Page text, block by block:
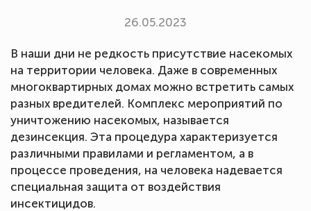
26.05.2023
В наши дни не редкость присутствие насекомых
на территории человека. Даже в современных
многоквартирных домах можно встретить самых
разных вредителей. Комплекс мероприятий по
уничтожению насекомых, называется
дезинсекция. Эта процедура характеризуется
различными правилами и регламентом, а в
процессе проведения, на человека надевается
специальная защита от воздействия
инсектицидов.